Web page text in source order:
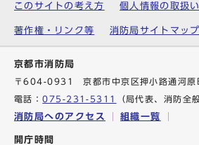
このサイトの考え方 個人情報の取扱い
著作権・リンク等 消防局サイトマップ
京都市消防局
〒604-0931 京都市中京区押小路通河
電話：075-231-5311 （局代表、消防
消防局へのアクセス 組織一覧
開庁時間